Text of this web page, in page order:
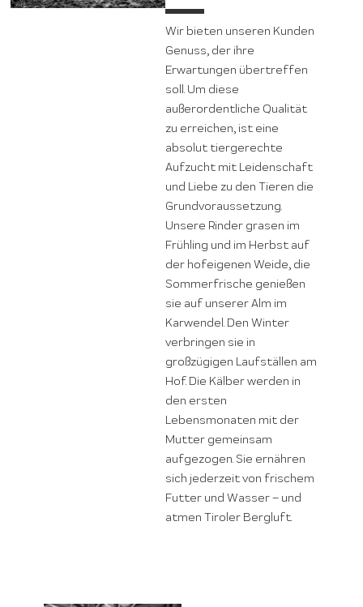
Wir bieten unseren Kunden
Genuss, der ihre
Erwartungen übertreffen
soll. Um diese
außerordentliche Qualität
zu erreichen, ist eine
absolut tiergerechte
Aufzucht mit Leidenschaft
und Liebe zu den Tieren die
Grundvoraussetzung.
Unsere Rinder grasen im
Frühling und im Herbst auf
der hofeigenen Weide, die
Sommerfrische genießen
sie auf unserer Alm im
Karwendel. Den Winter
verbringen sie in
großzügigen Laufställen am
Hof. Die Kälber werden in
den ersten
Lebensmonaten mit der
Mutter gemeinsam
aufgezogen. Sie ernähren
sich jederzeit von frischem
Futter und Wasser – und
atmen Tiroler Bergluft.